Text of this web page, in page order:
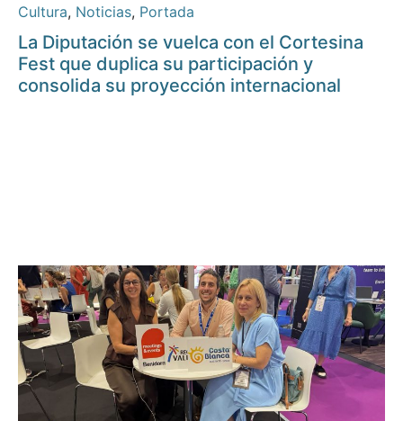
Cultura, Noticias, Portada
La Diputación se vuelca con el Cortesina
Fest que duplica su participación y
consolida su proyección internacional